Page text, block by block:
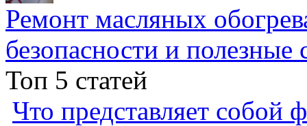
Ремонт масляных
безопасности и полезные
Топ 5 статей
Что представляет собой